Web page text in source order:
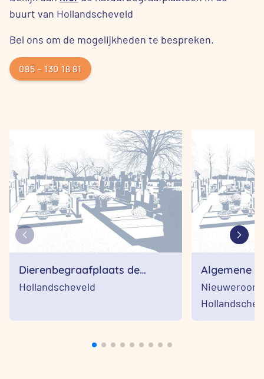
buurt van Hollandscheveld
Bel ons om de mogelijkheden te bespreken.
085 – 130 18 81
Dierenbegraafplaats de
Marand
Hollandscheveld
Algemene